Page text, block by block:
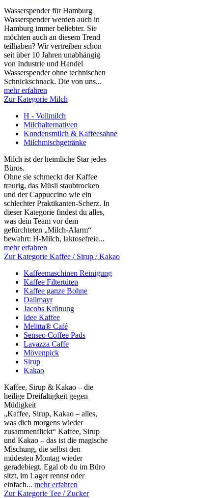
Wasserspender für Hamburg
Wasserspender werden auch in
Hamburg immer beliebter. Sie
möchten auch an diesem Trend
teilhaben? Wir vertreiben schon
seit über 10 Jahren unabhängig
von Industrie und Handel
Wasserspender ohne technischen
Schnickschnack. Die von uns...
mehr erfahren
Zur Kategorie Milch
H - Vollmilch
Milchalternativen
Kondensmilch & Kaffeesahne
Milchmischgetränke
Milch ist der heimliche Star jedes
Büros.
Ohne sie schmeckt der Kaffee
traurig, das Müsli staubtrocken
und der Cappuccino wie ein
schlechter Praktikanten‑Scherz. In
dieser Kategorie findest du alles,
was dein Team vor dem
gefürchteten „Milch‑Alarm“
bewahrt: H‑Milch, laktosefreie...
mehr erfahren
Zur Kategorie Kaffee / Sirup / Kakao
Kaffeemaschinen Reinigung
Kaffee Filtertüten
Kaffee ganze Bohne
Dallmayr
Jacobs Krönung
Idee Kaffee
Melitta® Café
Senseo Coffee Pads
Lavazza Caffe
Mövenpick
Sirup
Kakao
Kaffee, Sirup & Kakao – die
heilige Dreifaltigkeit gegen
Müdigkeit
„Kaffee, Sirup, Kakao – alles,
was dich morgens wieder
zusammenflickt“ Kaffee, Sirup
und Kakao – das ist die magische
Mischung, die selbst den
müdesten Montag wieder
geradebiegt. Egal ob du im Büro
sitzt, im Lager rennst oder
einfach... mehr erfahren
Zur Kategorie Tee / Zucker